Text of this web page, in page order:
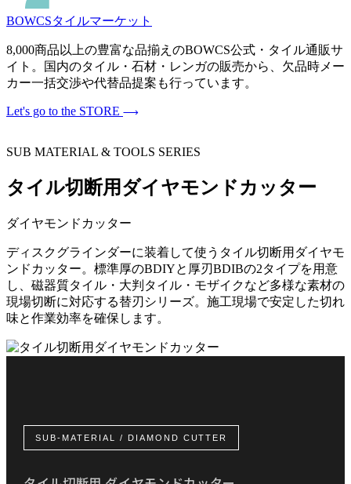
BOWCSタイルマーケット
8,000商品以上の豊富な品揃えのBOWCS公式・タイル通販サ
イト。国内のタイル・石材・レンガの販売から、欠品時メー
カー一括交渉や代替品提案も行っています。
Let's go to the STORE
SUB MATERIAL & TOOLS SERIES
タイル切断用ダイヤモンドカッター
ダイヤモンドカッター
ディスクグラインダーに装着して使うタイル切断用ダイヤモ
ンドカッター。標準厚のBDIYと厚刃BDIBの2タイプを用意
し、磁器質タイル・大判タイル・モザイクなど多様な素材の
現場切断に対応する替刃シリーズ。施工現場で安定した切れ
味と作業効率を確保します。
SUB-MATERIAL / DIAMOND CUTTER